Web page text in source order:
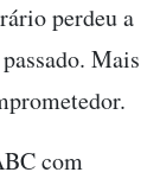
perdeu a
Mais
com